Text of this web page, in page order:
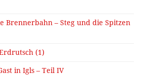
Brennerbahn – Steg und die Spitzen
(1)
in Igls – Teil IV